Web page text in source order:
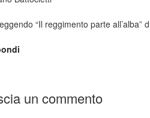
“Il reggimento parte
un commento